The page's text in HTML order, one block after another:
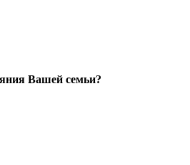
Вашей семьи?